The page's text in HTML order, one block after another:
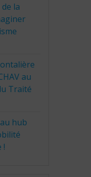
la
au
Traité
hub
!